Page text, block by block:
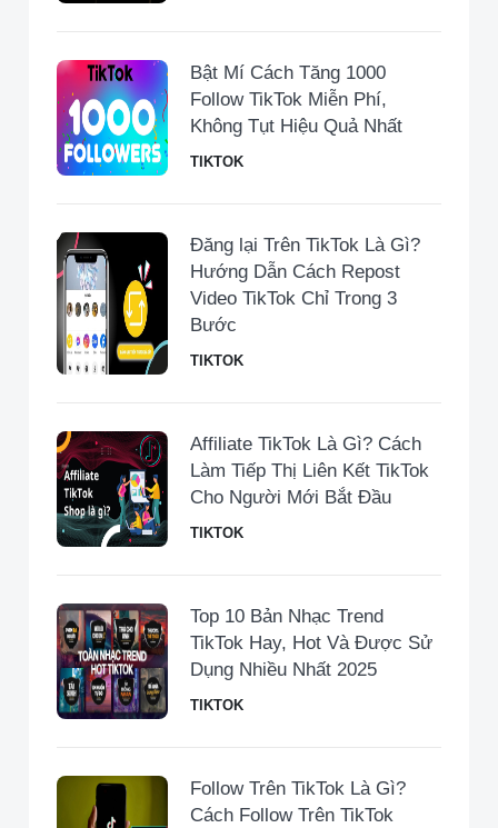
Bật Mí Cách Tăng 1000
Follow TikTok Miễn Phí,
Không Tụt Hiệu Quả Nhất
TIKTOK
Đăng lại Trên TikTok Là Gì?
Hướng Dẫn Cách Repost
Video TikTok Chỉ Trong 3
Bước
TIKTOK
Affiliate TikTok Là Gì? Cách
Làm Tiếp Thị Liên Kết TikTok
Cho Người Mới Bắt Đầu
TIKTOK
Top 10 Bản Nhạc Trend
TikTok Hay, Hot Và Được Sử
Dụng Nhiều Nhất 2025
TIKTOK
Follow Trên TikTok Là Gì?
Cách Follow Trên TikTok